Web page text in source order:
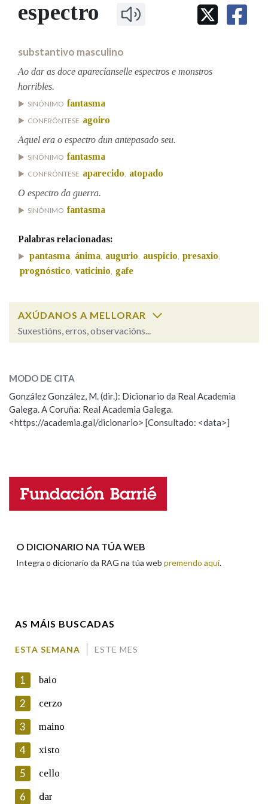
IDENTIDADE CORPORATIVA
MARCIAL DEL ADALID
FIGURAS HOMENAXEADAS
PRIMAVERA DAS LETRAS
Facebook
TwitterYoutubeInstagram
Bluesky
BUSCAR NOS LEMAS
Remata por
Nas definicións
Nos exemplos
Na fraseoloxía
Marcas gramaticais
Pertence a
LIMPAR
espectro
substantivo masculino
Ao dar as doce aparecíanselle espectros e monstros
horribles.
SINÓNIMO fantasma
CONFRÓNTESE agoiro
Aquel era o espectro dun antepasado seu.
SINÓNIMO fantasma
CONFRÓNTESE aparecido, atopado
O espectro da guerra.
SINÓNIMO fantasma
Palabras relacionadas:
pantasma, ánima, augurio, auspicio, presaxio,
prognóstico, vaticinio, gafe
AXÚDANOS A MELLORAR
Suxestións, erros, observacións...
ESCOLLE UNHA OPCIÓN:
Observación Hai un erro na palabra
Propoño mellorar a definición
Nome
En cumprimento da normativa vixente en materia de
Protección de Datos de Carácter Persoal, a Real Academia
Galega informa a aqueles usuarios que faciliten o seu correo
electrónico, así como calquera outra información de carácter
persoal, que estes datos serán obxecto de tratamento
automatizado de carácter confidencial e incorporados aos seus
ficheiros informáticos. Así mesmo, os usuarios poderán exercer o
MODO DE CITA
González González, M. (dir.): Dicionario da Real Academia
Galega. A Coruña: Real Academia Galega.
<https://academia.gal/dicionario> [Consultado: <data>]
O DICIONARIO NA TÚA WEB
Integra o dicionario da RAG na túa web premendo aquí.
AS MÁIS BUSCADAS
ESTA SEMANA ESTE MES
1 baio
2 cerzo
3 maino
4 xisto
5 cello
6 dar